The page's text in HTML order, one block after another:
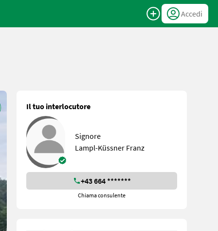
Accedi
Il tuo interlocutore
Signore
Lampl-Küssner Franz
+43 664 *******
Chiama consulente